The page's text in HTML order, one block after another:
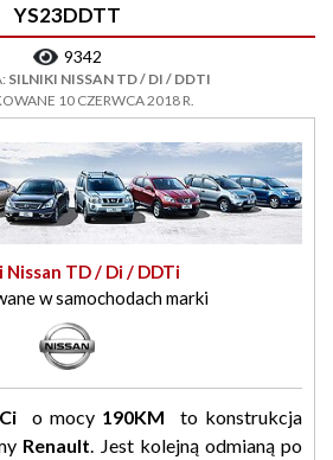
YS23DDTT
9342
SILNIKI NISSAN TD / DI / DDTI
10 CZERWCA 2018 R.
Nissan TD / Di / DDTi
w samochodach marki
o mocy 190KM to konstrukcja
Renault. Jest kolejną odmianą po